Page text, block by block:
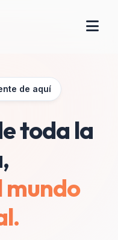
de aquí
toda la
mundo